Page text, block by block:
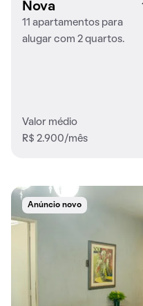
Nova
11 apartamentos para
alugar com 2 quartos.
Valor médio
R$ 2.900/mês
Anúncio novo